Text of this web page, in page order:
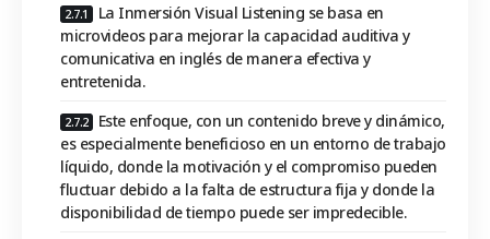
La Inmersión Visual Listening se basa en
microvideos para mejorar la capacidad auditiva y
comunicativa en inglés de manera efectiva y
entretenida.
Este enfoque, con un contenido breve y dinámico,
es especialmente beneficioso en un entorno de trabajo
líquido, donde la motivación y el compromiso pueden
fluctuar debido a la falta de estructura fija y donde la
disponibilidad de tiempo puede ser impredecible.